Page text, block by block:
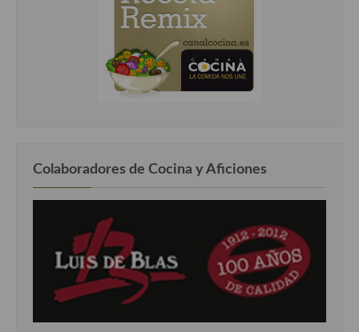
Colaboradores de Cocina y Aficiones